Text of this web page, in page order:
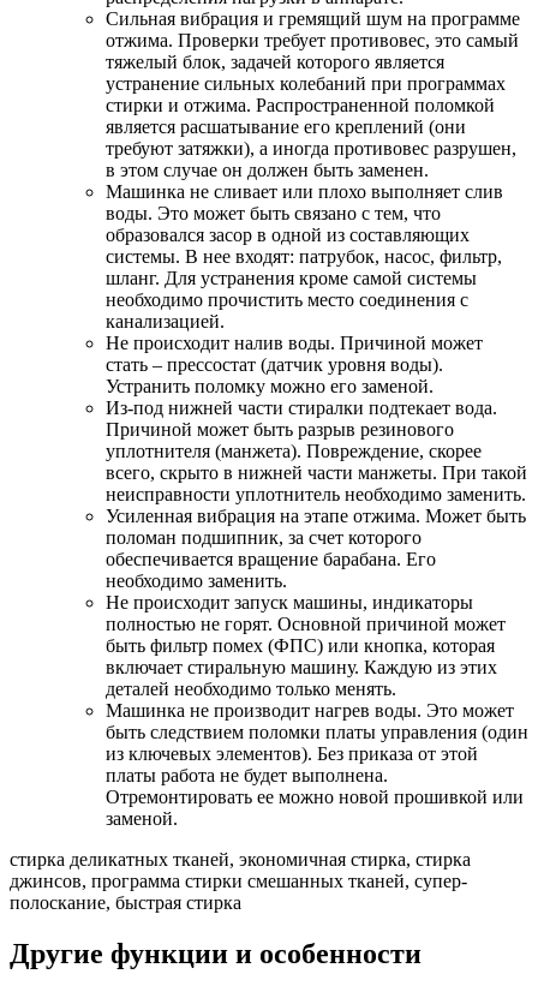
Сильная вибрация и гремящий шум на программе
отжима. Проверки требует противовес, это самый
тяжелый блок, задачей которого является
устранение сильных колебаний при программах
стирки и отжима. Распространенной поломкой
является расшатывание его креплений (они
требуют затяжки), а иногда противовес разрушен,
в этом случае он должен быть заменен.
Машинка не сливает или плохо выполняет слив
воды. Это может быть связано с тем, что
образовался засор в одной из составляющих
системы. В нее входят: патрубок, насос, фильтр,
шланг. Для устранения кроме самой системы
необходимо прочистить место соединения с
канализацией.
Не происходит налив воды. Причиной может
стать – прессостат (датчик уровня воды).
Устранить поломку можно его заменой.
Из-под нижней части стиралки подтекает вода.
Причиной может быть разрыв резинового
уплотнителя (манжета). Повреждение, скорее
всего, скрыто в нижней части манжеты. При такой
неисправности уплотнитель необходимо заменить.
Усиленная вибрация на этапе отжима. Может быть
поломан подшипник, за счет которого
обеспечивается вращение барабана. Его
необходимо заменить.
Не происходит запуск машины, индикаторы
полностью не горят. Основной причиной может
быть фильтр помех (ФПС) или кнопка, которая
включает стиральную машину. Каждую из этих
деталей необходимо только менять.
Машинка не производит нагрев воды. Это может
быть следствием поломки платы управления (один
из ключевых элементов). Без приказа от этой
платы работа не будет выполнена.
Отремонтировать ее можно новой прошивкой или
заменой.
стирка деликатных тканей, экономичная стирка, стирка
джинсов, программа стирки смешанных тканей, супер-
полоскание, быстрая стирка
Другие функции и особенности